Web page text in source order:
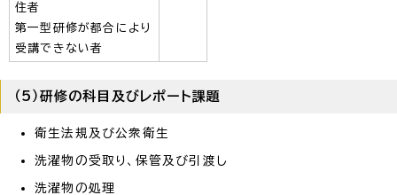
住者
第一型研修が都合により
受講できない者
（5）研修の科目及びレポート課題
衛生法規及び公衆衛生
洗濯物の受取り、保管及び引渡し
洗濯物の処理